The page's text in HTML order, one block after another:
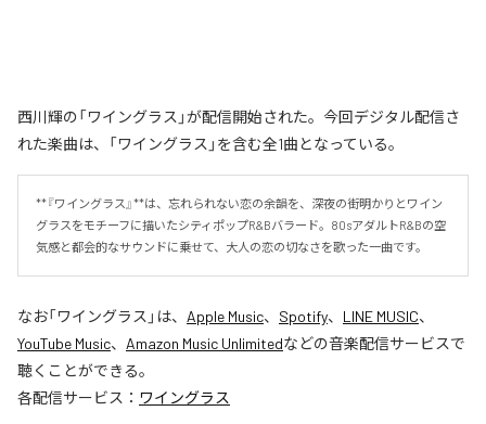
西川輝の「ワイングラス」が配信開始された。今回デジタル配信さ
れた楽曲は、「ワイングラス」を含む全1曲となっている。
**『ワイングラス』**は、忘れられない恋の余韻を、深夜の街明かりとワイン
グラスをモチーフに描いたシティポップR&Bバラード。80sアダルトR&Bの空
気感と都会的なサウンドに乗せて、大人の恋の切なさを歌った一曲です。
なお「ワイングラス 」は、 Apple Music、 Spotify、 LINE MUSIC、
YouTube Music、 Amazon Music Unlimitedなどの音楽配信サービスで
聴くことができる。
各配信サービス： ワイングラス